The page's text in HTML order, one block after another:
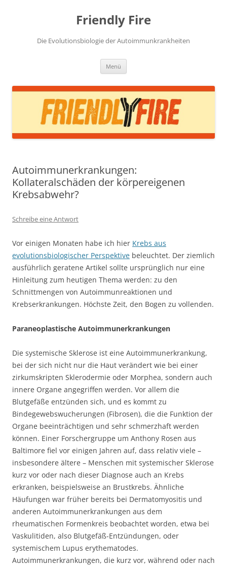
Friendly Fire
Die Evolutionsbiologie der Autoimmunkrankheiten
Menü
Autoimmunerkrankungen:
Kollateralschäden der körpereigenen
Krebsabwehr?
Schreibe eine Antwort
Vor einigen Monaten habe ich hier Krebs aus
evolutionsbiologischer Perspektive beleuchtet. Der ziemlich
ausführlich geratene Artikel sollte ursprünglich nur eine
Hinleitung zum heutigen Thema werden: zu den
Schnittmengen von Autoimmunreaktionen und
Krebserkrankungen. Höchste Zeit, den Bogen zu vollenden.
Paraneoplastische Autoimmunerkrankungen
Die systemische Sklerose ist eine Autoimmunerkrankung,
bei der sich nicht nur die Haut verändert wie bei einer
zirkumskripten Sklerodermie oder Morphea, sondern auch
innere Organe angegriffen werden. Vor allem die
Blutgefäße entzünden sich, und es kommt zu
Bindegewebswucherungen (Fibrosen), die die Funktion der
Organe beeinträchtigen und sehr schmerzhaft werden
können. Einer Forschergruppe um Anthony Rosen aus
Baltimore fiel vor einigen Jahren auf, dass relativ viele –
insbesondere ältere – Menschen mit systemischer Sklerose
kurz vor oder nach dieser Diagnose auch an Krebs
erkranken, beispielsweise an Brustkrebs. Ähnliche
Häufungen war früher bereits bei Dermatomyositis und
anderen Autoimmunerkrankungen aus dem
rheumatischen Formenkreis beobachtet worden, etwa bei
Vaskulitiden, also Blutgefäß-Entzündungen, oder
systemischem Lupus erythematodes.
Autoimmunerkrankungen, die kurz vor, während oder nach